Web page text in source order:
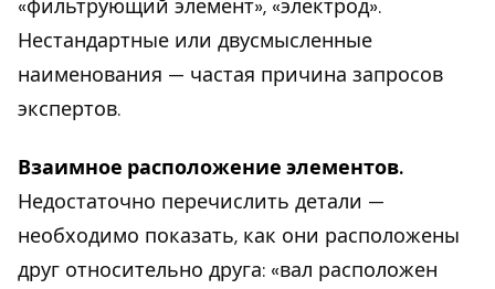
«фильтрующий элемент», «электрод».
Нестандартные или двусмысленные
наименования — частая причина запросов
экспертов.
Взаимное расположение элементов.
Недостаточно перечислить детали —
необходимо показать, как они расположены
друг относительно друга: «вал расположен